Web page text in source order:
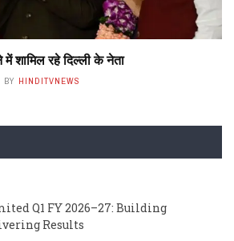
शामिल रहे दिल्ली के नेता
BY HINDITVNEWS
Q1 FY 2026–27: Building
Results